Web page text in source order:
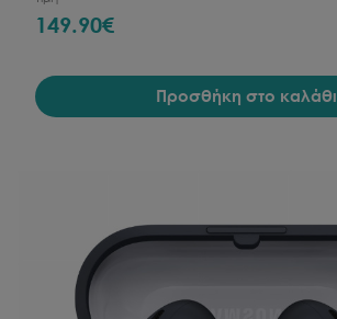
149.90€
Προσθήκη στο καλάθι